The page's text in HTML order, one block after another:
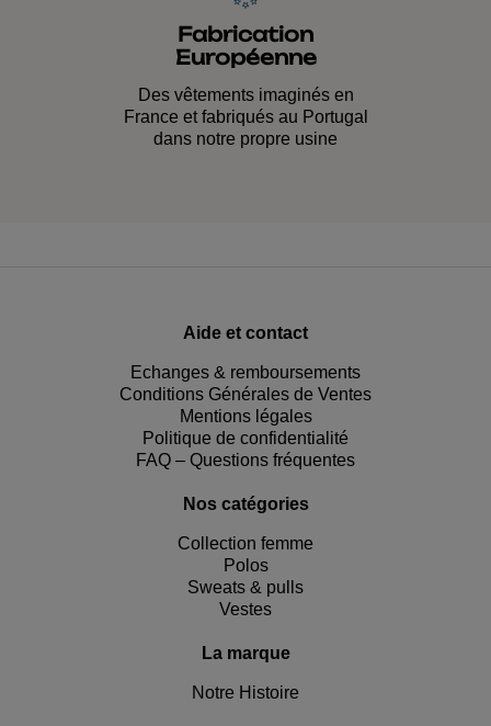
Fabrication
Européenne
Des vêtements imaginés en
France et fabriqués au Portugal
dans notre propre usine
Aide et contact
Echanges & remboursements
Conditions Générales de Ventes
Mentions légales
Politique de confidentialité
FAQ – Questions fréquentes
Nos catégories
Collection femme
Polos
Sweats & pulls
Vestes
La marque
Notre Histoire